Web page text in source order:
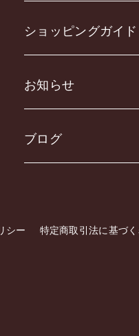
ショッピングガイド
お知らせ
ブログ
シー 特定商取引法に基づ